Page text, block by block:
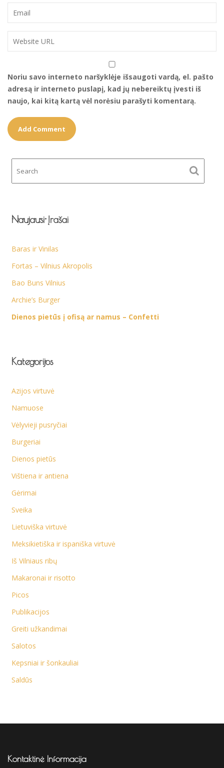
Noriu savo interneto naršyklėje išsaugoti vardą, el. pašto
adresą ir interneto puslapį, kad jų nebereiktų įvesti iš
naujo, kai kitą kartą vėl norėsiu parašyti komentarą.
Naujausi Įrašai
Baras ir Vinilas
Fortas – Vilnius Akropolis
Bao Buns Vilnius
Archie’s Burger
Dienos pietūs į ofisą ar namus – Confetti
Kategorijos
Azijos virtuvė
Namuose
Vėlyvieji pusryčiai
Burgeriai
Dienos pietūs
Vištiena ir antiena
Gėrimai
Sveika
Lietuviška virtuvė
Meksikietiška ir ispaniška virtuvė
Iš Vilniaus ribų
Makaronai ir risotto
Picos
Publikacijos
Greiti užkandimai
Salotos
Kepsniai ir šonkauliai
Saldūs
Kontaktinė Informacija